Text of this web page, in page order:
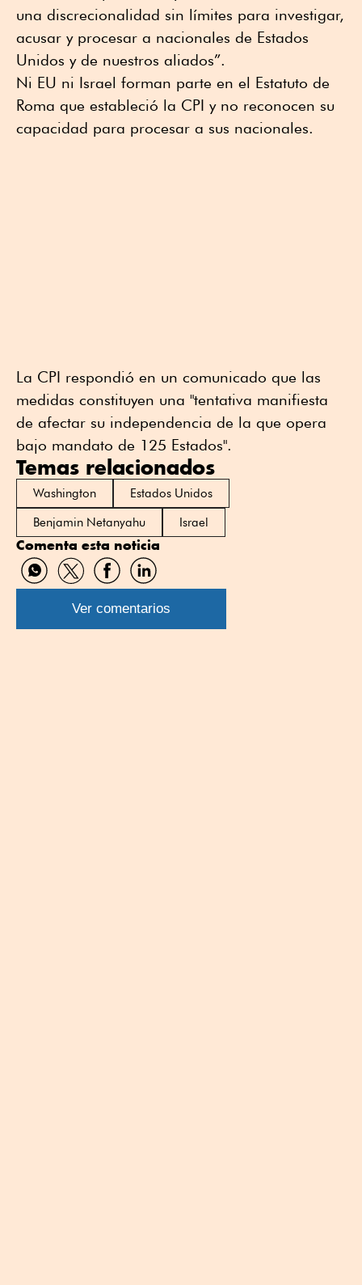
una discrecionalidad sin límites para investigar,
acusar y procesar a nacionales de Estados
Unidos y de nuestros aliados”.
Ni EU ni Israel forman parte en el Estatuto de
Roma que estableció la CPI y no reconocen su
capacidad para procesar a sus nacionales.
La CPI respondió en un comunicado que las
medidas constituyen una "tentativa manifiesta
de afectar su independencia de la que opera
bajo mandato de 125 Estados".
Temas relacionados
Washington
Estados Unidos
Benjamin Netanyahu
Israel
Comenta esta noticia
Compartir
por
WhatsApp
Compartir
por
Twitter
Compartir
por
Facebook
Compartir
por
Linkedin
Ver comentarios